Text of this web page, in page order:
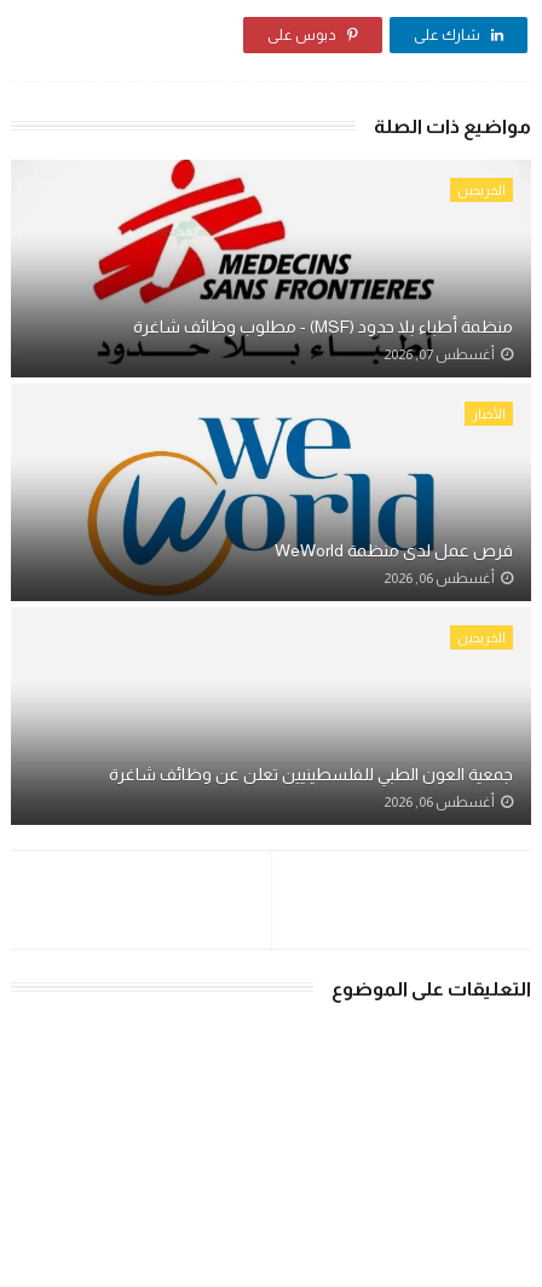
شارك على دبوس على
مواضيع ذات الصلة
الخريجين
منظمة أطباء بلا حدود (MSF) - مطلوب وظائف شاغرة
أغسطس 07, 2026
الأخبار
فرص عمل لدى منظمة WeWorld
أغسطس 06, 2026
الخريجين
جمعية العون الطبي للفلسطينيين تعلن عن وظائف شاغرة
أغسطس 06, 2026
التعليقات على الموضوع